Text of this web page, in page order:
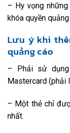
– Hy vọng
khóa quyền
Lưu ý khi
quảng cáo
– Phải sử
Mastercard (phải
– Một thẻ chỉ
nhất.